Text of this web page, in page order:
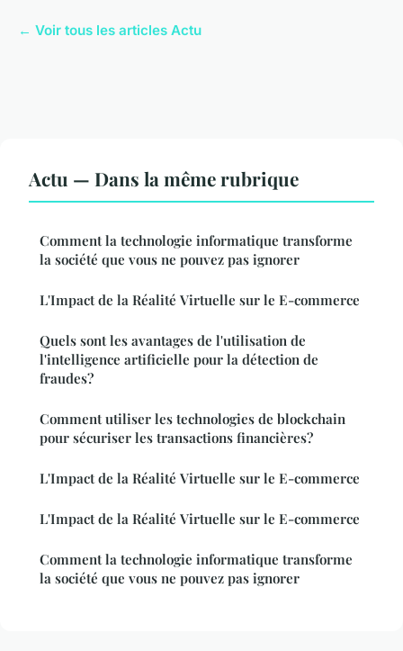
← Voir tous les articles Actu
Actu — Dans la même rubrique
Comment la technologie informatique transforme
la société que vous ne pouvez pas ignorer
L'Impact de la Réalité Virtuelle sur le E-commerce
Quels sont les avantages de l'utilisation de
l'intelligence artificielle pour la détection de
fraudes?
Comment utiliser les technologies de blockchain
pour sécuriser les transactions financières?
L'Impact de la Réalité Virtuelle sur le E-commerce
L'Impact de la Réalité Virtuelle sur le E-commerce
Comment la technologie informatique transforme
la société que vous ne pouvez pas ignorer